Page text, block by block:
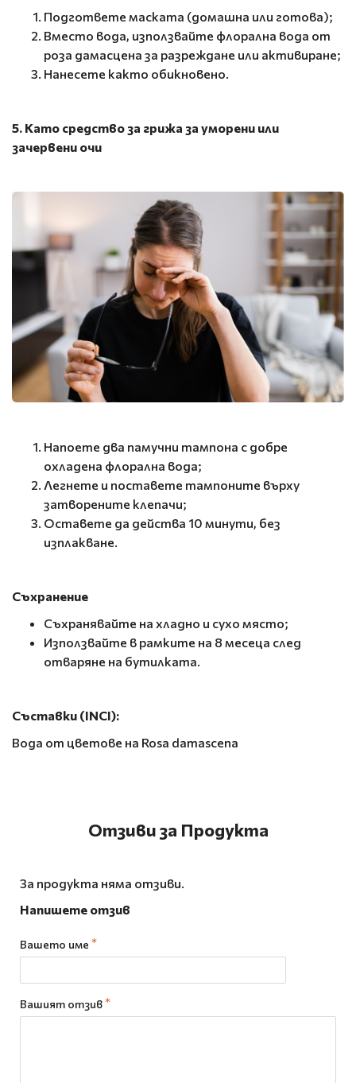
Подгответе маската (домашна или готова);
Вместо вода, използвайте флорална вода от
роза дамасцена за разреждане или активиране;
Нанесете както обикновено.
5. Като средство за грижа за уморени или
зачервени очи
Напоете два памучни тампона с добре
охладена флорална вода;
Легнете и поставете тампоните върху
затворените клепачи;
Оставете да действа 10 минути, без
изплакване.
Съхранение
Съхранявайте на хладно и сухо място;
Използвайте в рамките на 8 месеца след
отваряне на бутилката.
Съставки (INCI):
Вода от цветове на Rosa damascena
Отзиви за Продукта
За продукта няма отзиви.
Напишете отзив
Вашето име
Вашият отзив